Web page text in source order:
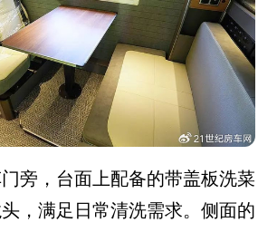
旁，台面上配备的带盖板洗菜
，满足日常清洗需求。侧面的